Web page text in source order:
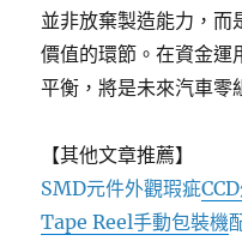
並非放棄製造能力，而
價值的環節。在資金運
平衡，將是未來汽車零
【其他文章推薦】
SMD元件外觀瑕疵
Tape Reel手動包裝機